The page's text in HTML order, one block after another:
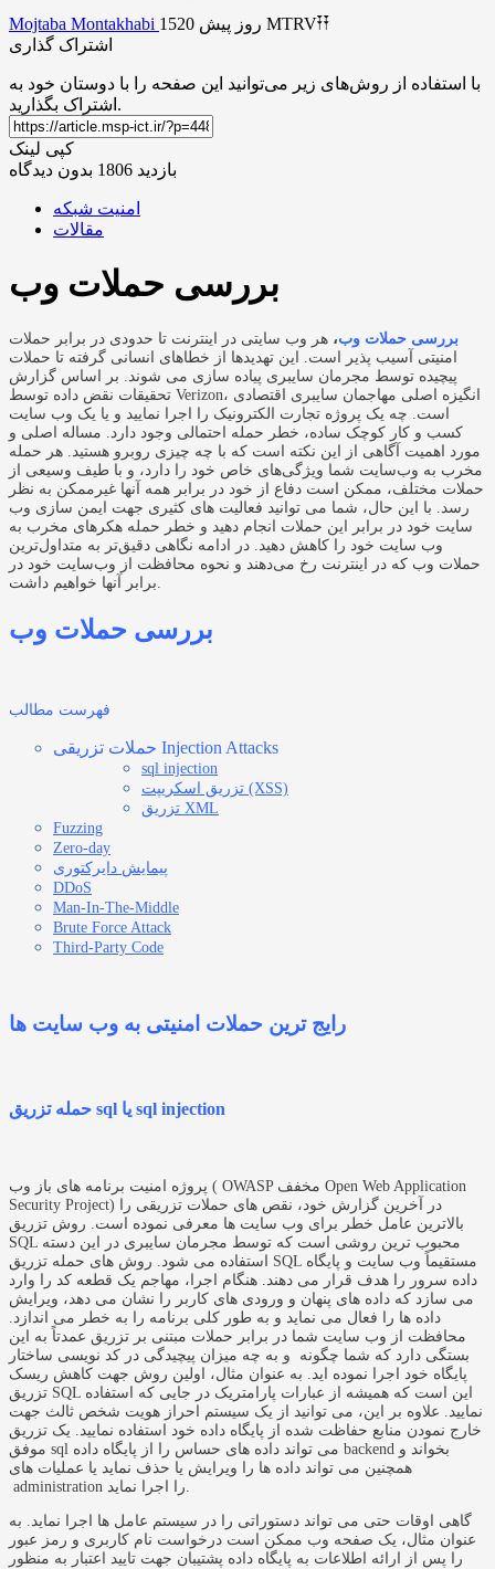
Mojtaba Montakhabi
MTRV𐏒𐏒
اشتراک گذاری
با استفاده از روش‌های زیر می‌توانید این صفحه را با دوستان خود به
اشتراک بگذارید.
کپی لینک
بازدید 1806
بدون دیدگاه
امنیت شبکه
مقالات
بررسی حملات وب
بررسی حملات وب، هر وب سایتی در اینترنت تا حدودی در برابر حملات
امنیتی آسیب پذیر است. این تهدیدها از خطاهای انسانی گرفته تا حملات
پیچیده توسط مجرمان سایبری پیاده سازی می شوند. بر اساس گزارش
تحقیقات نقض داده توسط Verizon، انگیزه اصلی مهاجمان سایبری اقتصادی
است. چه یک پروژه تجارت الکترونیک را اجرا نمایید و یا یک وب سایت
کسب و کار کوچک ساده، خطر حمله احتمالی وجود دارد. مساله اصلی و
مورد اهمیت آگاهی از این نکته است که با چه چیزی روبرو هستید. هر حمله
مخرب به وب‌سایت شما ویژگی‌های خاص خود را دارد، و با طیف وسیعی از
حملات مختلف، ممکن است دفاع از خود در برابر همه آنها غیرممکن به نظر
رسد. با این حال، شما می توانید فعالیت های کثیری جهت ایمن سازی وب
سایت خود در برابر این حملات انجام دهید و خطر حمله هکرهای مخرب به
وب سایت خود را کاهش دهید. در ادامه نگاهی دقیق‌تر به متداول‌ترین
حملات وب که در اینترنت رخ می‌دهند و نحوه محافظت از وب‌سایت خود در
بررسی حملات وب
فهرست مطالب
حملات تزریقی Injection Attacks
sql injection
تزریق اسکریپت (XSS)
تزریق XML
Fuzzing
Zero-day
پیمایش دایرکتوری
DDoS
Man-In-The-Middle
Brute Force Attack
Third-Party Code
رایج ترین حملات امنیتی به وب سایت ها
حمله تزریق sql یا sql injection
پروژه امنیت برنامه های باز وب ( OWASP مخفف Open Web Application
Security Project) در آخرین گزارش خود، نقص های حملات تزریقی را
بالاترین عامل خطر برای وب سایت ها معرفی نموده است. روش تزریق
SQL محبوب ترین روشی است که توسط مجرمان سایبری در این دسته
استفاده می شود. روش های حمله تزریق SQL مستقیماً وب سایت و پایگاه
داده سرور را هدف قرار می دهند. هنگام اجرا، مهاجم یک قطعه کد را وارد
می سازد که داده های پنهان و ورودی های کاربر را نشان می دهد، ویرایش
داده ها را فعال می نماید و به طور کلی برنامه را به خطر می اندازد.
محافظت از وب سایت شما در برابر حملات مبتنی بر تزریق عمدتاً به این
بستگی دارد که شما چگونه و به چه میزان پیچیدگی در کد نویسی ساختار
پایگاه خود اجرا نموده اید. به عنوان مثال، اولین روش جهت کاهش ریسک
تزریق SQL این است که همیشه از عبارات پارامتریک در جایی که استفاده
نمایید. علاوه بر این، می توانید از یک سیستم احراز هویت شخص ثالث جهت
خارج نمودن منابع حفاظت شده از پایگاه داده خود استفاده نمایید. یک تزریق
موفق sql می تواند داده های حساس را از پایگاه داده backend بخواند و
همچنین می تواند داده ها را ویرایش یا حذف نماید یا عملیات های
گاهی اوقات حتی می تواند دستوراتی را در سیستم عامل ها اجرا نماید. به
عنوان مثال، یک صفحه وب ممکن است درخواست نام کاربری و رمز عبور
را پس از ارائه اطلاعات به پایگاه داده پشتیبان جهت تایید اعتبار به منظور